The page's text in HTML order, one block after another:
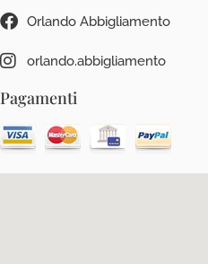
Orlando Abbigliamento
orlando.abbigliamento
Pagamenti